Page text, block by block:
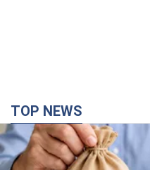
масово підвищують
не вистачає
Як перераховують пенсії